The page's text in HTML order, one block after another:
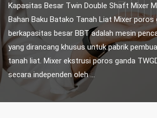
Kapasitas Besar Twin Double Shaft Mixer
Bahan Baku Batako Tanah Liat Mixer poros
berkapasitas besar BBT adalah mesin
yang dirancang khusus untuk pabrik
tanah liat. Mixer ekstrusi poros ganda
secara independen oleh ...